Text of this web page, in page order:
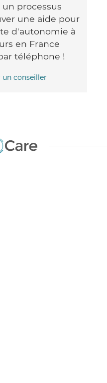
processus
une aide pour
d'autonomie à
en France
téléphone !
un conseiller